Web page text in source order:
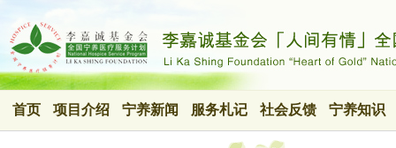
首页 项目介绍 宁养新闻 服务札记 社会反馈 宁养知识